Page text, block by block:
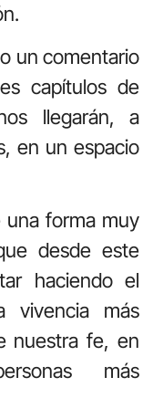
un comentario
capítulos de
llegarán, a
en un espacio
una forma muy
desde este
haciendo el
vivencia más
nuestra fe, en
más